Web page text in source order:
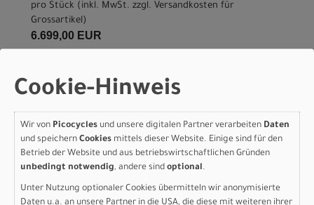
pro Stück (inkl. MwSt. zzgl. Versandkosten für
Grossartikel)
6.699,00 EUR
IN DEN WARENKORB
Scott Addict RC 10 -
sunbeam black - XXS
Nicht im Laden verfügbar - Jetzt anfragen!
Cookie-Hinweis
Wir von Picocycles und unsere digitalen Partner verarbeiten Daten
und speichern Cookies mittels dieser Website. Einige sind für den
Betrieb der Website und aus betriebswirtschaftlichen Gründen
unbedingt notwendig, andere sind optional.
Unter Nutzung optionaler Cookies übermitteln wir anonymisierte
Daten u.a. an unsere Partner in die USA, die diese mit weiteren ihrer